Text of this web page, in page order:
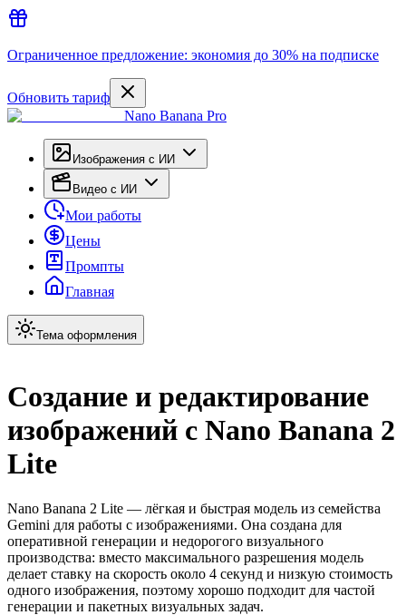
Ограниченное предложение: экономия до 30% на подписке
Обновить тариф
Nano Banana Pro
Изображения с ИИ
Видео с ИИ
Мои работы
Цены
Промпты
Главная
Тема оформления
Создание и редактирование
изображений с Nano Banana 2
Lite
Nano Banana 2 Lite — лёгкая и быстрая модель из семейства
Gemini для работы с изображениями. Она создана для
оперативной генерации и недорогого визуального
производства: вместо максимального разрешения модель
делает ставку на скорость около 4 секунд и низкую стоимость
одного изображения, поэтому хорошо подходит для частой
генерации и пакетных визуальных задач.